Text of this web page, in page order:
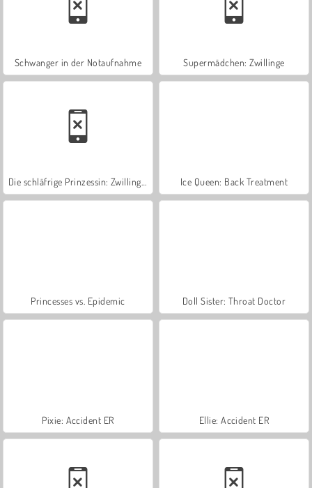
Schwanger in der Notaufnahme Supermädchen: Zwillinge
Ice Queen: Back Treatment
Princesses vs. Epidemic Doll Sister: Throat Doctor
Pixie: Accident ER Ellie: Accident ER